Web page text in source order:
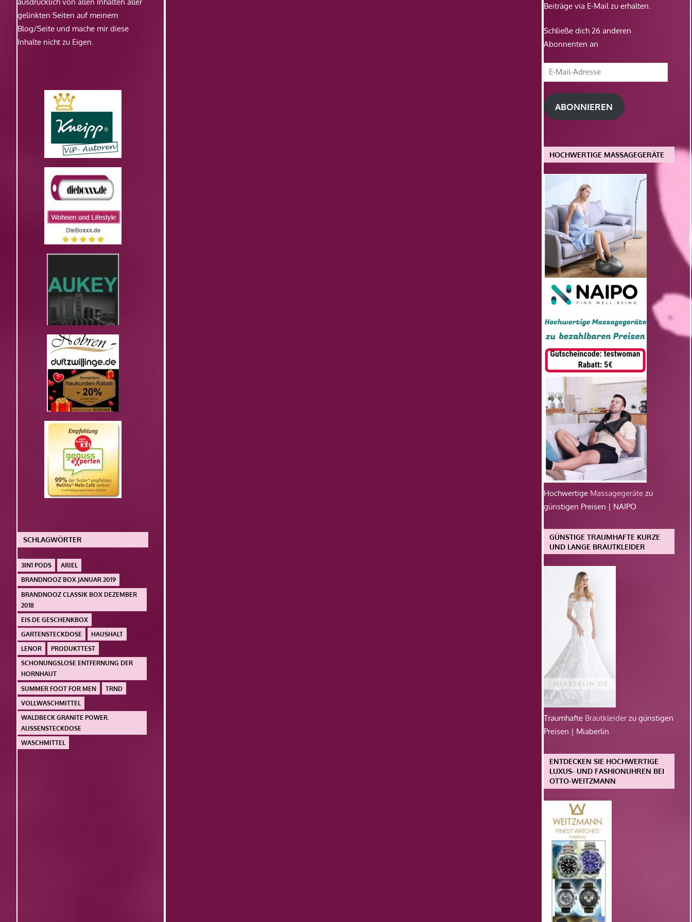
gelinkten Seiten auf meinem
Blog/Seite und mache mir diese
Inhalte nicht zu Eigen.
SCHLAGWÖRTER
3IN1 PODS
ARIEL
BRANDNOOZ BOX JANUAR 2019
BRANDNOOZ CLASSIK BOX DEZEMBER
2018
EIS.DE GESCHENKBOX
GARTENSTECKDOSE
HAUSHALT
LENOR
PRODUKTTEST
SCHONUNGSLOSE ENTFERNUNG DER
HORNHAUT
SUMMER FOOT FOR MEN
TRND
VOLLWASCHMITTEL
WALDBECK GRANITE POWER.
AUSSENSTECKDOSE
WASCHMITTEL
Beiträge via E-Mail zu erhalten.
Schließe dich 26 anderen
Abonnenten an
E-
Mail-
Adresse
ABONNIEREN
HOCHWERTIGE MASSAGEGERÄTE
Hochwertige Massagegeräte zu
günstigen Preisen | NAIPO
GÜNSTIGE TRAUMHAFTE KURZE
UND LANGE BRAUTKLEIDER
Traumhafte Brautkleiderzu günstigen
Preisen | Miaberlin
ENTDECKEN SIE HOCHWERTIGE
LUXUS- UND FASHIONUHREN BEI
OTTO-WEITZMANN